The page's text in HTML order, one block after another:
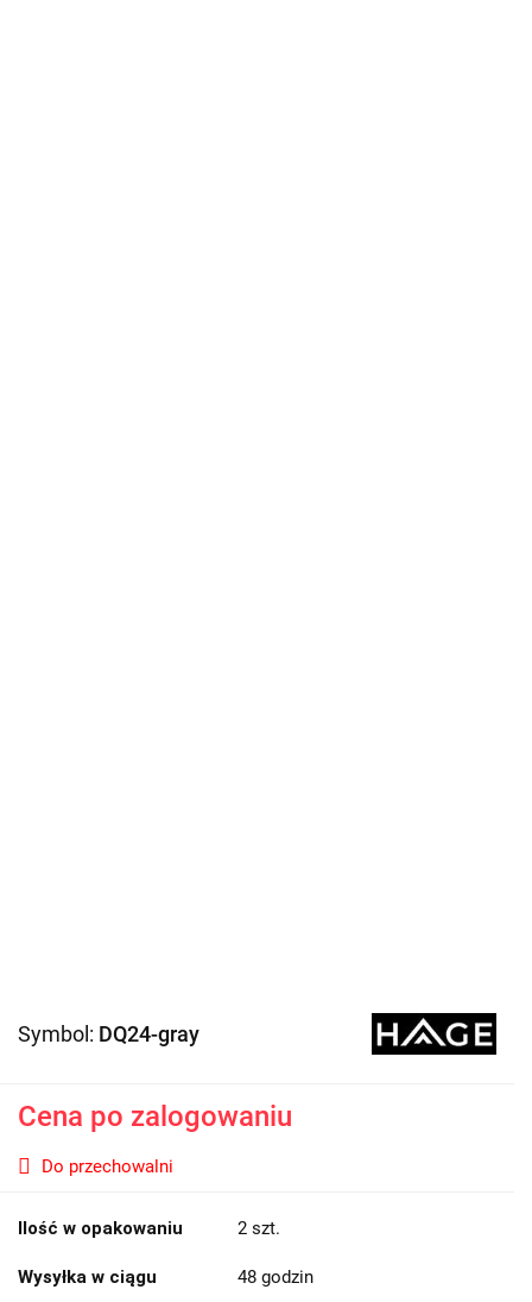
Symbol: DQ24-gray
Cena po zalogowaniu
Do przechowalni
Ilość w opakowaniu 2 szt.
Wysyłka w ciągu 48 godzin